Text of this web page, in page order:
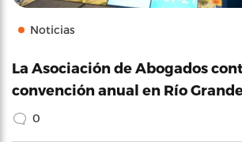
Noticias
La Asociación de Abogados
convención anual en Río
0